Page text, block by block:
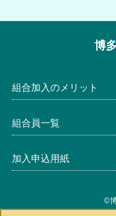
博
組合加入のメリット
組合員一覧
加入申込用紙
©